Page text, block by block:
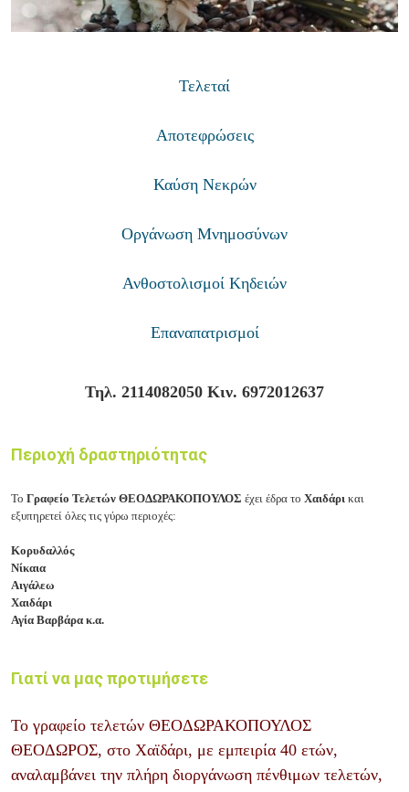
Τελεταί
Αποτεφρώσεις
Καύση Νεκρών
Οργάνωση Μνημοσύνων
Ανθοστολισμοί Κηδειών
Επαναπατρισμοί
Τηλ. 2114082050 Κιν. 6972012637
Περιοχή δραστηριότητας
Το Γραφείο Τελετών ΘΕΟΔΩΡΑΚΟΠΟΥΛΟΣ έχει έδρα το Χαιδάρι και
εξυπηρετεί όλες τις γύρω περιοχές:
Κορυδαλλός
Νίκαια
Αιγάλεω
Χαιδάρι
Αγία Βαρβάρα κ.α.
Γιατί να μας προτιμήσετε
Το γραφείο τελετών ΘΕΟΔΩΡΑΚΟΠΟΥΛΟΣ
ΘΕΟΔΩΡΟΣ, στο Χαϊδάρι, με εμπειρία 40 ετών,
αναλαμβάνει την πλήρη διοργάνωση πένθιμων τελετών,